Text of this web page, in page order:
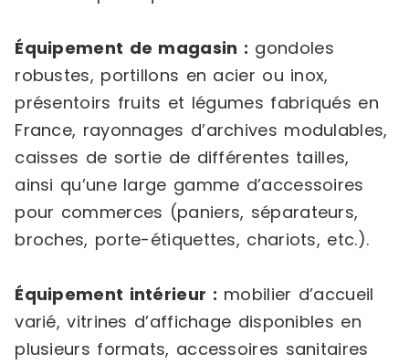
Équipement de magasin : gondoles
robustes, portillons en acier ou inox,
présentoirs fruits et légumes fabriqués en
France, rayonnages d’archives modulables,
caisses de sortie de différentes tailles,
ainsi qu’une large gamme d’accessoires
pour commerces (paniers, séparateurs,
broches, porte-étiquettes, chariots, etc.).
Équipement intérieur : mobilier d’accueil
varié, vitrines d’affichage disponibles en
plusieurs formats, accessoires sanitaires